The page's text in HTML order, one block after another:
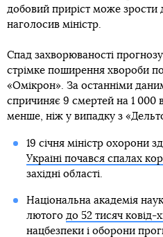
добовий приріст може зрости
наголосив міністр.
Спад захворюваності
стрімке поширення хвороби
«Омікрон». За останніми
спричиняє 9 смертей на 1 000
менше, ніж у випадку з
19 січня міністр охорони
Україні почався спалах
західні області.
Національна академія
лютого до 52 тисяч ковід-
нацбезпеки і оборони